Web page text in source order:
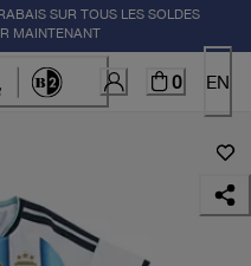
SUR TOUS LES SOLDES
MAINTENANT
0 EN